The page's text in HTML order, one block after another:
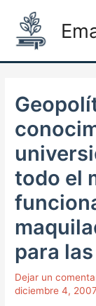
contenido
todo el
para
Dejar un
diciembre 4, 2007
navigation